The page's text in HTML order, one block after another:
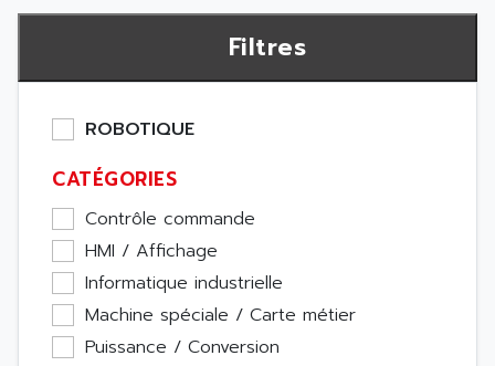
Filtres
ROBOTIQUE
CATÉGORIES
Contrôle commande
HMI / Affichage
Informatique industrielle
Machine spéciale / Carte métier
Puissance / Conversion